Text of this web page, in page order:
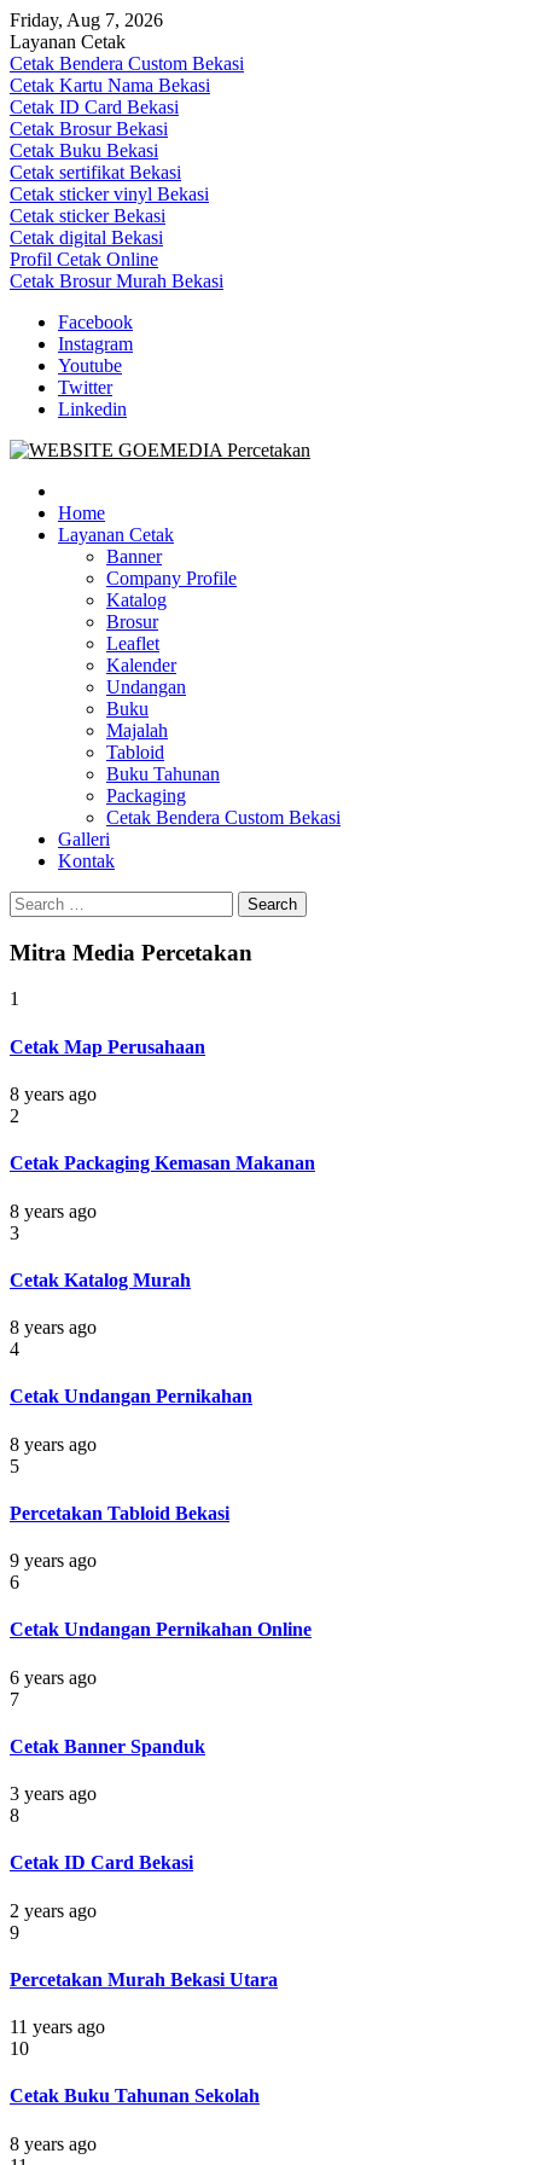
Skip
to
content
Friday, Aug 7, 2026
Layanan Cetak
Cetak Bendera Custom Bekasi
Cetak Kartu Nama Bekasi
Cetak ID Card Bekasi
Cetak Brosur Bekasi
Cetak Buku Bekasi
Cetak sertifikat Bekasi
Cetak sticker vinyl Bekasi
Cetak sticker Bekasi
Cetak digital Bekasi
Profil Cetak Online
Cetak Brosur Murah Bekasi
Facebook
Instagram
Youtube
Twitter
Linkedin
Goe Media Percetakan | 0822-4439-5599 (Call/WA)
0822-4439-5599 (Call/WA) Percetakan jasa cetak banner buku yasin
invoice kartu nama label map nota spanduk stiker undangan
pernikahan murah online 24 jam
Home
Layanan Cetak
Banner
Company Profile
Katalog
Brosur
Leaflet
Kalender
Undangan
Buku
Majalah
Tabloid
Buku Tahunan
Packaging
Cetak Bendera Custom Bekasi
Galleri
Kontak
Search
for:
Mitra Media Percetakan
1
Cetak Map Perusahaan
8 years ago
2
Cetak Packaging Kemasan Makanan
8 years ago
3
Cetak Katalog Murah
8 years ago
4
Cetak Undangan Pernikahan
8 years ago
5
Percetakan Tabloid Bekasi
9 years ago
6
Cetak Undangan Pernikahan Online
6 years ago
7
Cetak Banner Spanduk
3 years ago
8
Cetak ID Card Bekasi
2 years ago
9
Percetakan Murah Bekasi Utara
11 years ago
10
Cetak Buku Tahunan Sekolah
8 years ago